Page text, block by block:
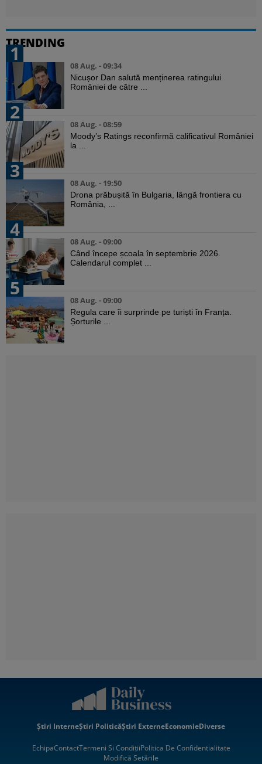
TRENDING
1
08 Aug. - 09:34
Nicușor Dan salută menținerea ratingului
României de către ...
2
08 Aug. - 08:59
Moody’s Ratings reconfirmă calificativul României
la ...
3
08 Aug. - 19:50
Drona prăbușită în Bulgaria, lângă frontiera cu
România, ...
4
08 Aug. - 09:00
Când începe școala în septembrie 2026.
Calendarul complet ...
5
08 Aug. - 09:00
Regula care îi surprinde pe turiști în Franța.
Șorturile ...
Știri InterneȘtiri PoliticăȘtiri ExterneEconomieDiverse
EchipaContactTermeni Si CondițiiPolitica De Confidentialitate
Modifică Setările